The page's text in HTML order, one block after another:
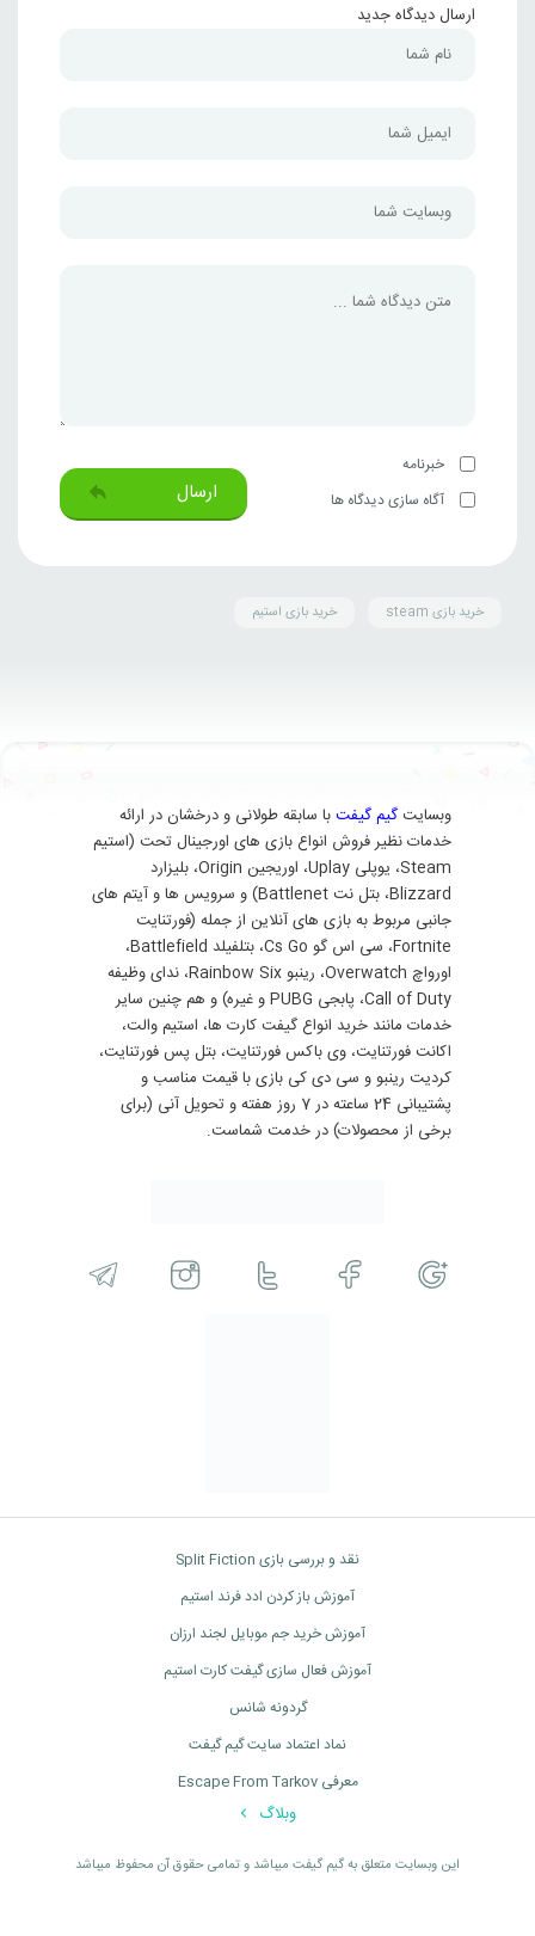
ارسال دیدگاه جدید
خبرنامه
آگاه سازی دیدگاه ها
ارسال
خرید بازی steam خرید بازی استیم
وبسایت گیم گیفتبا سابقه طولانی و درخشان در ارائه
خدمات نظیر فروش انواع بازی های اورجینال تحت (استیم
Steam، یوپلی Uplay، اوریجین Origin، بلیزارد
Blizzard، بتل نت Battlenet) و سرویس ها و آیتم های
جانبی مربوط به بازی های آنلاین از جمله (فورتنایت
Fortnite، سی اس گو Cs Go، بتلفیلد Battlefield،
اورواچ Overwatch، رینبو Rainbow Six، ندای وظیفه
Call of Duty، پابجی PUBG و غیره) و هم چنین سایر
خدمات مانند خرید انواع گیفت کارت ها، استیم والت،
اکانت فورتنایت، وی باکس فورتنایت، بتل پس فورتنایت،
کردیت رینبو و سی دی کی بازی با قیمت مناسب و
پشتیبانی 24 ساعته در 7 روز هفته و تحویل آنی (برای
برخی از محصولات) در خدمت شماست.
نقد و بررسی بازی Split Fiction
آموزش باز کردن ادد فرند استیم
آموزش خرید جم موبایل لجند ارزان
آموزش فعال سازی گیفت کارت استیم
گردونه شانس
نماد اعتماد سایت گیم گیفت
معرفی Escape From Tarkov
وبلاگ
اين وبسايت متعلق به گیم گیفت ميباشد و تمامی حقوق آن محفوظ ميباشد